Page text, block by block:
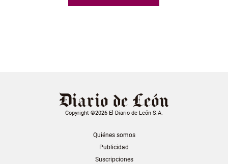
Copyright ©2026 El Diario de León S.A.
Quiénes somos
Publicidad
Suscripciones